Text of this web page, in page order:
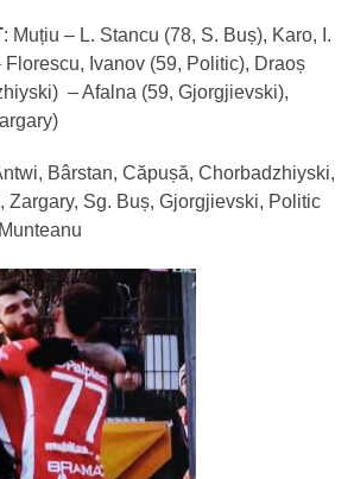
: Muțiu – L. Stancu (78, S. Buș), Karo, I.
Ivanov (59, Politic), Draoș
– Afalna (59, Gjorgjievski),
Bârstan, Căpușă, Chorbadzhiyski,
Zargary, Sg. Buș, Gjorgjievski, Politic